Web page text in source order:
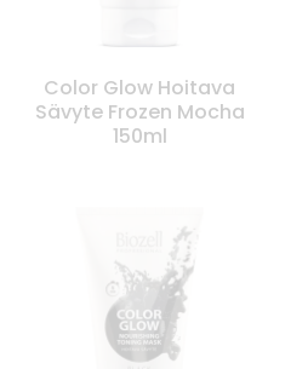
Color Glow Hoitava
Sävyte Frozen Mocha
150ml